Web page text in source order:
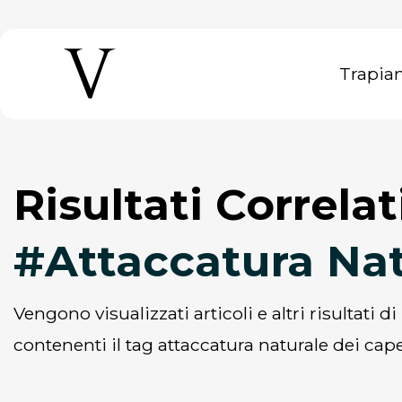
Risultati
#Attaccatura
vengono visualizzati articoli e altri risultati di ricerca collegati o
contenenti il ​​tag attaccatura naturale dei